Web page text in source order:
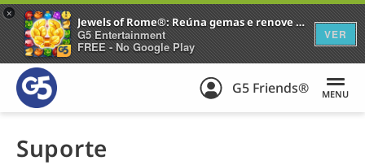
Jewels of Rome®: Reúna gemas e renove a cidade
G5 Entertainment
FREE - No Google Play
VER
+
G5 Friends® MENU
Suporte